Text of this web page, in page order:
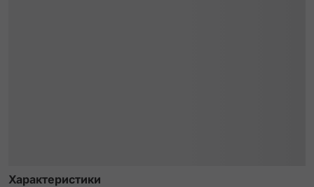
Характеристики